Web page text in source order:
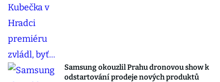
Samsung okouzlil Prahu dronovou show k
odstartování prodeje nových produktů